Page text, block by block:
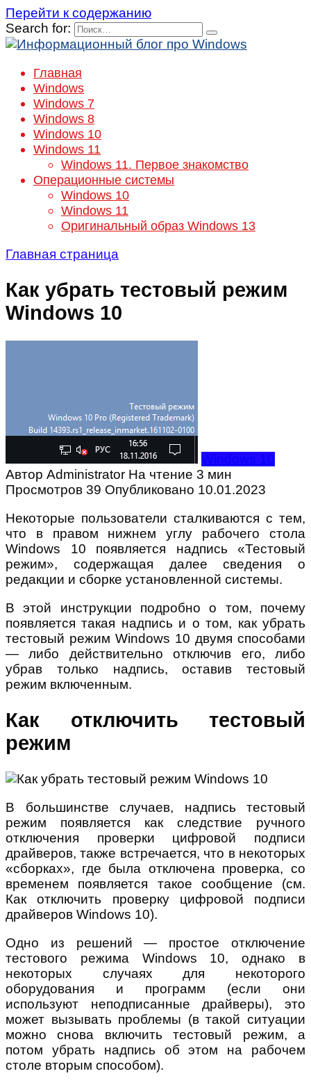
Перейти к содержанию
Search for:
Главная
Windows
Windows 7
Windows 8
Windows 10
Windows 11
Windows 11. Первое знакомство
Операционные системы
Windows 10
Windows 11
Оригинальный образ Windows 13
Главная страница
Как убрать тестовый режим
Windows 10
Windows 10
Автор Administrator На чтение 3 мин
Просмотров 39 Опубликовано 10.01.2023
Некоторые пользователи сталкиваются с тем,
что в правом нижнем углу рабочего стола
Windows 10 появляется надпись «Тестовый
режим», содержащая далее сведения о
редакции и сборке установленной системы.
В этой инструкции подробно о том, почему
появляется такая надпись и о том, как убрать
тестовый режим Windows 10 двумя способами
— либо действительно отключив его, либо
убрав только надпись, оставив тестовый
режим включенным.
Как отключить тестовый
режим
В большинстве случаев, надпись тестовый
режим появляется как следствие ручного
отключения проверки цифровой подписи
драйверов, также встречается, что в некоторых
«сборках», где была отключена проверка, со
временем появляется такое сообщение (см.
Как отключить проверку цифровой подписи
драйверов Windows 10).
Одно из решений — простое отключение
тестового режима Windows 10, однако в
некоторых случаях для некоторого
оборудования и программ (если они
используют неподписанные драйверы), это
может вызывать проблемы (в такой ситуации
можно снова включить тестовый режим, а
потом убрать надпись об этом на рабочем
столе вторым способом).